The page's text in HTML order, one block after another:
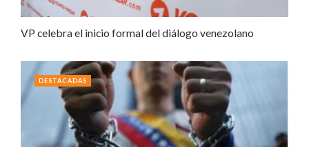
VP celebra el inicio formal del diálogo venezolano
DESTACADAS